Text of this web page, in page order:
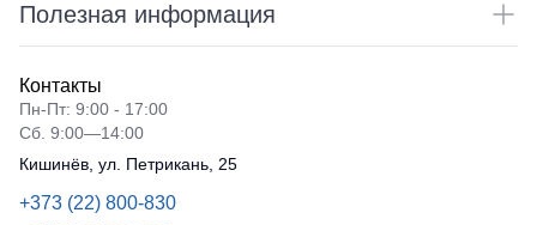
Полезная информация
Контакты
Пн-Пт: 9:00 - 17:00
Сб. 9:00—14:00
Кишинёв, ул. Петрикань, 25
+373 (22) 800-830